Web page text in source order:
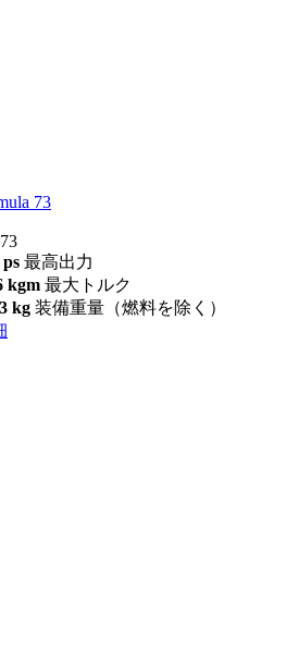
73
ps 最高出力
kgm 最大トルク
kg 装備重量（燃料を除く）